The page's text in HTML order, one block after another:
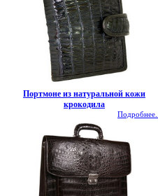
Портмоне из натуральной кожи
крокодила
Подробнее...